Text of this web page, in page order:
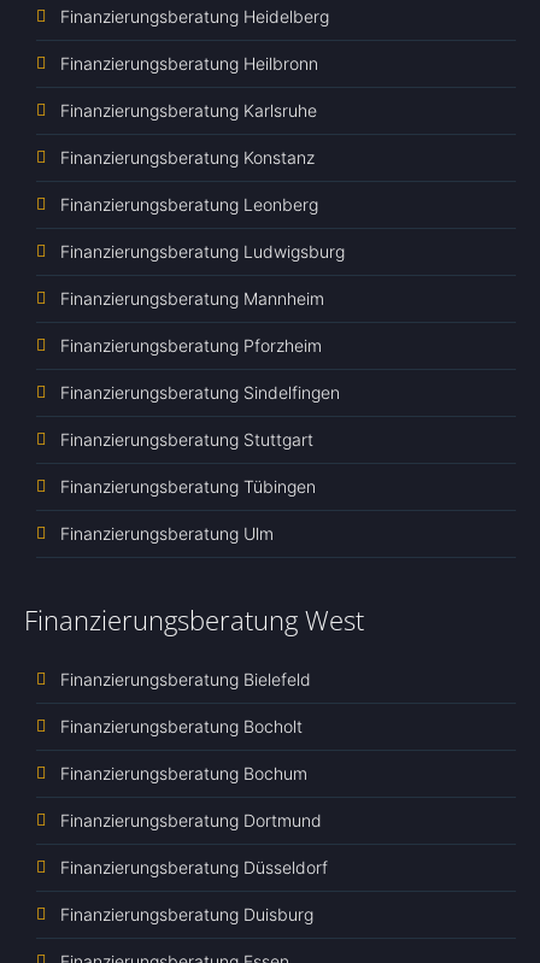
Finanzierungsberatung Heidelberg
Finanzierungsberatung Heilbronn
Finanzierungsberatung Karlsruhe
Finanzierungsberatung Konstanz
Finanzierungsberatung Leonberg
Finanzierungsberatung Ludwigsburg
Finanzierungsberatung Mannheim
Finanzierungsberatung Pforzheim
Finanzierungsberatung Sindelfingen
Finanzierungsberatung Stuttgart
Finanzierungsberatung Tübingen
Finanzierungsberatung Ulm
Finanzierungsberatung West
Finanzierungsberatung Bielefeld
Finanzierungsberatung Bocholt
Finanzierungsberatung Bochum
Finanzierungsberatung Dortmund
Finanzierungsberatung Düsseldorf
Finanzierungsberatung Duisburg